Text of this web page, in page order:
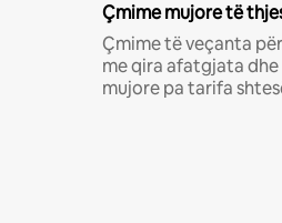
Çmime mujore të
Çmime të veçanta
me qira afatgjata
mujore pa tarifa